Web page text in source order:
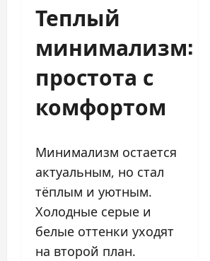
Теплый
минимализм:
простота с
комфортом
Минимализм остается
актуальным, но стал
тёплым и уютным.
Холодные серые и
белые оттенки уходят
на второй план.